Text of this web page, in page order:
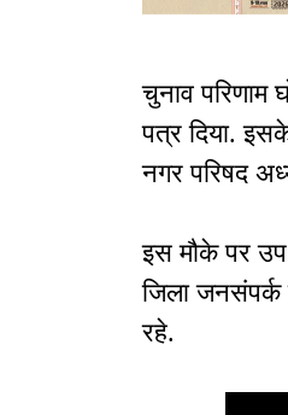
चुनाव परिणाम
पत्र दिया.
नगर परिषद
इस मौके पर उप
जिला जनसंपर्क
रहे.